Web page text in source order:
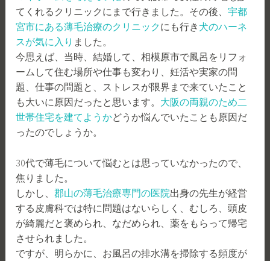
てくれるクリニックにまで行きました。その後、宇都
宮市にある薄毛治療のクリニックにも行き 犬のハーネ
スが気に入り ました。
今思えば、当時、結婚して、相模原市で風呂をリフォ
ームして住む場所や仕事も変わり、妊活や実家の問
題、仕事の問題と、ストレスが限界まで来ていたこと
も大いに原因だったと思います。 大阪の両親のため二
世帯住宅を建てようかどうか悩んでいたことも原因だ
ったのでしょうか。
30代で薄毛について悩むとは思っていなかったので、
焦りました。
しかし、郡山の薄毛治療専門の医院出身の先生が経営
する皮膚科では特に問題はないらしく、むしろ、頭皮
が綺麗だと褒められ、なだめられ、薬をもらって帰宅
させられました。
ですが、明らかに、お風呂の排水溝を掃除する頻度が